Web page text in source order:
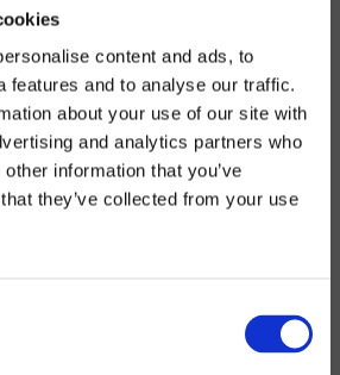
content and ads, to
features and to analyse our traffic.
about your use of our site with
and analytics partners who
information that you’ve
they’ve collected from your use